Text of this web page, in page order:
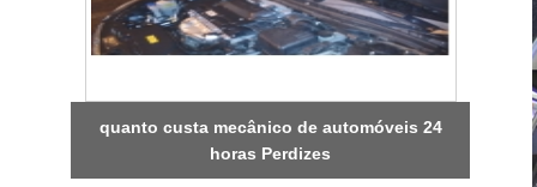
quanto custa mecânico de automóveis 24
horas Perdizes